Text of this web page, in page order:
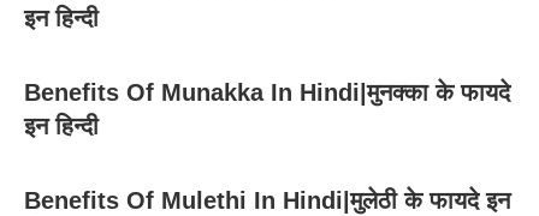
इन हिन्दी
Benefits Of Munakka In Hindi|मुनक्का के फायदे
इन हिन्दी
Benefits Of Mulethi In Hindi|मुलेठी के फायदे इन